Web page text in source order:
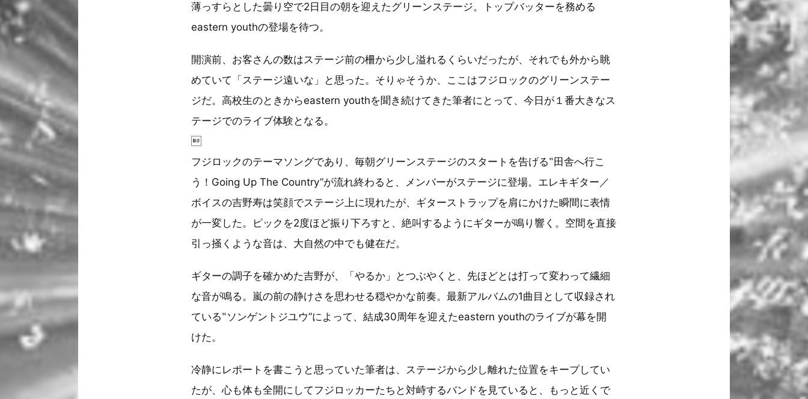
薄っすらとした曇り空で2日目の朝を迎えたグリーンステージ。トップバッターを務める
eastern youthの登場を待つ。
開演前、お客さんの数はステージ前の柵から少し溢れるくらいだったが、それでも外から眺
めていて「ステージ遠いな」と思った。そりゃそうか、ここはフジロックのグリーンステー
ジだ。高校生のときからeastern youthを聞き続けてきた筆者にとって、今日が１番大きなス
テージでのライブ体験となる。

フジロックのテーマソングであり、毎朝グリーンステージのスタートを告げる‟田舎へ行こ
う！Going Up The Country”が流れ終わると、メンバーがステージに登場。エレキギター／
ボイスの吉野寿は笑顔でステージ上に現れたが、ギターストラップを肩にかけた瞬間に表情
が一変した。ピックを2度ほど振り下ろすと、絶叫するようにギターが鳴り響く。空間を直接
引っ掻くような音は、大自然の中でも健在だ。
ギターの調子を確かめた吉野が、「やるか」とつぶやくと、先ほどとは打って変わって繊細
な音が鳴る。嵐の前の静けさを思わせる穏やかな前奏。最新アルバムの1曲目として収録され
ている‟ソンゲントジユウ”によって、結成30周年を迎えたeastern youthのライブが幕を開
けた。
冷静にレポートを書こうと思っていた筆者は、ステージから少し離れた位置をキープしてい
たが、心も体も全開にしてフジロッカーたちと対峙するバンドを見ていると、もっと近くで